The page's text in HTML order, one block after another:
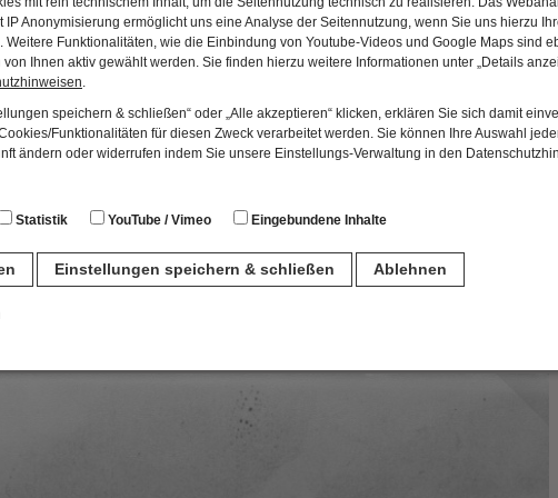
IP Anonymisierung ermöglicht uns eine Analyse der Seitennutzung, wenn Sie uns hierzu
Weitere Funktionalitäten, wie die Einbindung von Youtube-Videos und Google Maps sind
Ihnen aktiv gewählt werden. Sie finden hierzu weitere Informationen unter „Details
speichern & schließen“ oder „Alle akzeptieren“ klicken, erklären Sie sich damit
Funktionalitäten für diesen Zweck verarbeitet werden. Sie können Ihre Auswahl
ändern oder widerrufen indem Sie unsere Einstellungs-Verwaltung in den
Statistik YouTube / Vimeo Eingebundene Inhalte
Einstellungen speichern & schließen Ablehnen
eine anonyme Session-ID wird hinterlegt.
mit 14
geborene Ludwig Springer. Er leitete von 1913–1952
in Zwiesel. Für diese Tätigkeit wurde er zum Professor
erhielt er 1955 das Bundesverdienstkreuz am Bande. In
der Mineralien für Glas-, Email- und keramische Industrie
und Veredelung von Rohglas. Seine Studenten kamen aus
in München verdankt ihm die Einrichtung der Abteilung